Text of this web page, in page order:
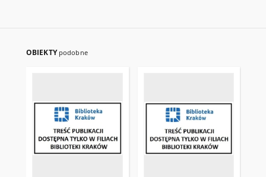
OBIEKTY podobne